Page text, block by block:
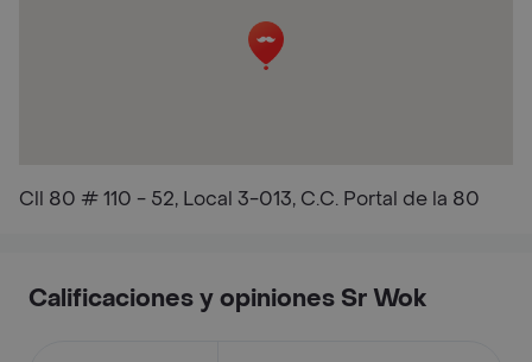
Cll 80 # 110 - 52, Local 3-013, C.C. Portal de la 80
Calificaciones y opiniones Sr Wok